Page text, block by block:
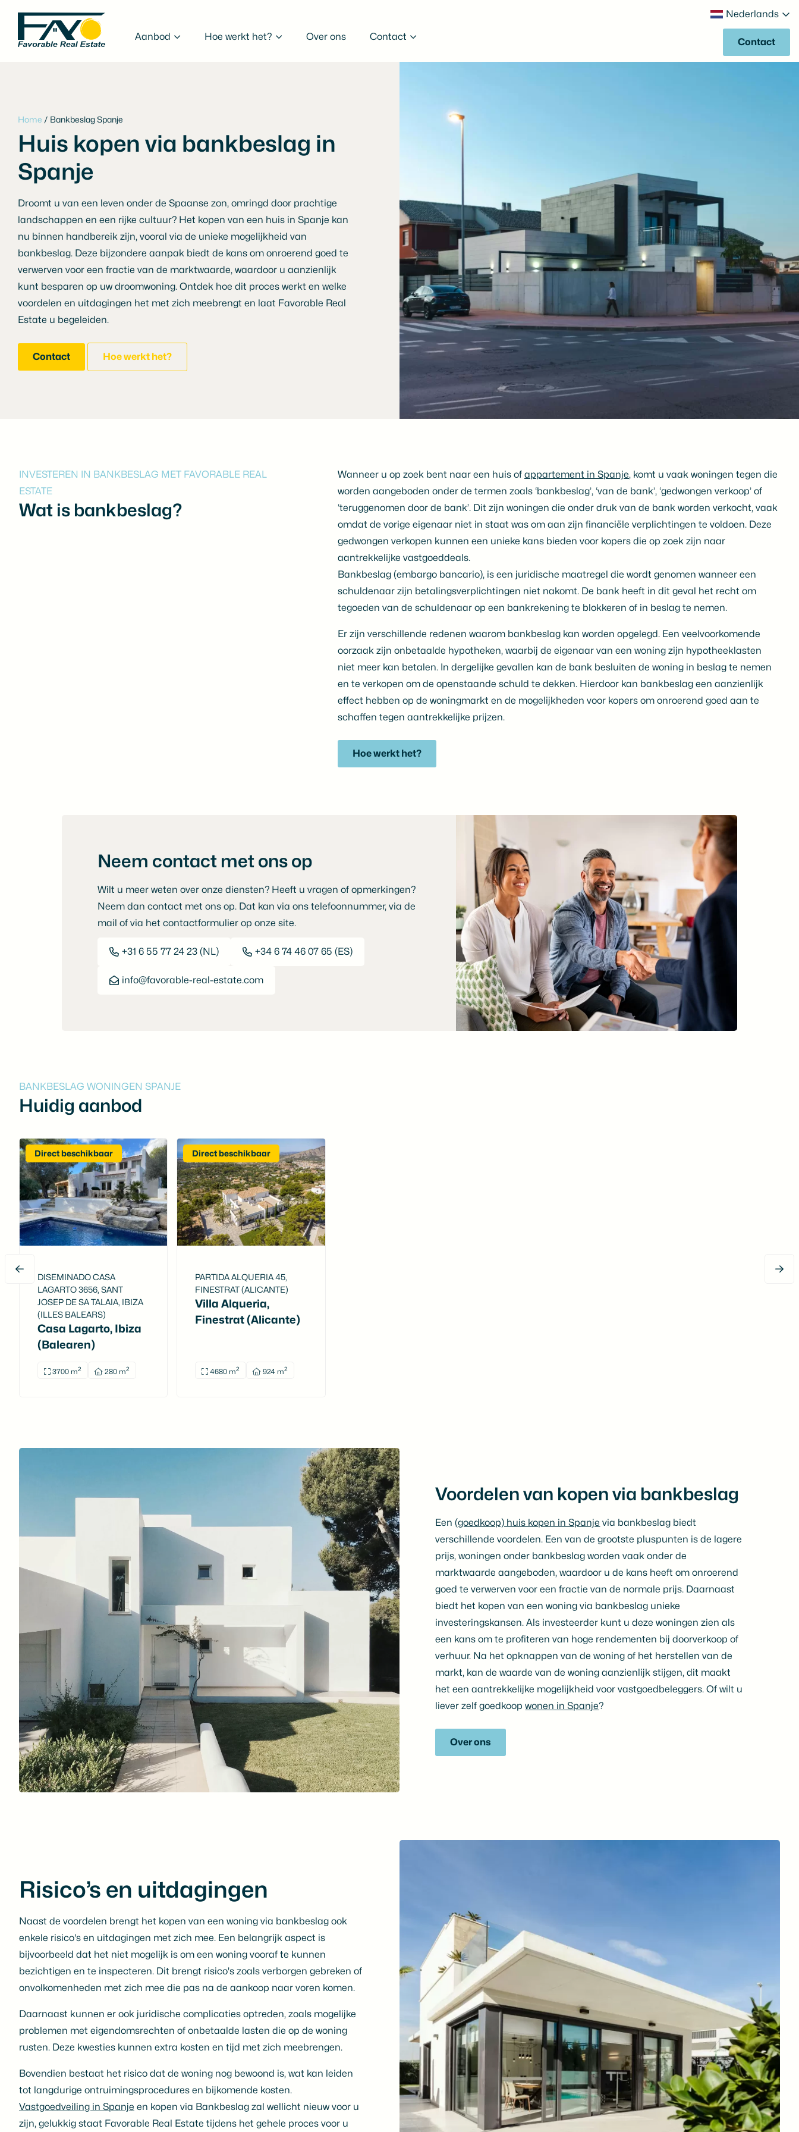
Nederlands
Aanbod
Hoe werkt het? Over ons Contact Contact
Home / Bankbeslag Spanje
Huis kopen via bankbeslag in
Spanje
Droomt u van een leven onder de Spaanse zon, omringd door prachtige
landschappen en een rijke cultuur? Het kopen van een huis in Spanje kan
nu binnen handbereik zijn, vooral via de unieke mogelijkheid van
bankbeslag. Deze bijzondere aanpak biedt de kans om onroerend goed te
verwerven voor een fractie van de marktwaarde, waardoor u aanzienlijk
kunt besparen op uw droomwoning. Ontdek hoe dit proces werkt en welke
voordelen en uitdagingen het met zich meebrengt en laat Favorable Real
Estate u begeleiden.
Contact Hoe werkt het?
INVESTEREN IN BANKBESLAG MET FAVORABLE REAL
ESTATE
Wat is bankbeslag?
Wanneer u op zoek bent naar een huis of appartement in Spanje, komt u vaak woningen tegen die
worden aangeboden onder de termen zoals ‘bankbeslag’, ‘van de bank’, ‘gedwongen verkoop’ of
‘teruggenomen door de bank’. Dit zijn woningen die onder druk van de bank worden verkocht, vaak
omdat de vorige eigenaar niet in staat was om aan zijn financiële verplichtingen te voldoen. Deze
gedwongen verkopen kunnen een unieke kans bieden voor kopers die op zoek zijn naar
aantrekkelijke vastgoeddeals.
Bankbeslag (embargo bancario), is een juridische maatregel die wordt genomen wanneer een
schuldenaar zijn betalingsverplichtingen niet nakomt. De bank heeft in dit geval het recht om
tegoeden van de schuldenaar op een bankrekening te blokkeren of in beslag te nemen.
Er zijn verschillende redenen waarom bankbeslag kan worden opgelegd. Een veelvoorkomende
oorzaak zijn onbetaalde hypotheken, waarbij de eigenaar van een woning zijn hypotheeklasten
niet meer kan betalen. In dergelijke gevallen kan de bank besluiten de woning in beslag te nemen
en te verkopen om de openstaande schuld te dekken. Hierdoor kan bankbeslag een aanzienlijk
effect hebben op de woningmarkt en de mogelijkheden voor kopers om onroerend goed aan te
schaffen tegen aantrekkelijke prijzen.
Hoe werkt het?
Neem contact met ons op
Wilt u meer weten over onze diensten? Heeft u vragen of opmerkingen?
Neem dan contact met ons op. Dat kan via ons telefoonnummer, via de
mail of via het contactformulier op onze site.
+31 6 55 77 24 23 (NL) +34 6 74 46 07 65 (ES)
info@favorable-real-estate.com
BANKBESLAG WONINGEN SPANJE
Huidig aanbod
Direct beschikbaar
DISEMINADO CASA
LAGARTO 3656, SANT
JOSEP DE SA TALAIA, IBIZA
(ILLES BALEARS)
Casa Lagarto, Ibiza
(Balearen)
3700 m2 280 m2
Direct beschikbaar
PARTIDA ALQUERIA 45,
FINESTRAT (ALICANTE)
Villa Alqueria,
Finestrat (Alicante)
4680 m2 924 m2
Voordelen van kopen via bankbeslag
Een(goedkoop) huis kopen in Spanje via bankbeslag biedt
verschillende voordelen. Een van de grootste pluspunten is de lagere
prijs, woningen onder bankbeslag worden vaak onder de
marktwaarde aangeboden, waardoor u de kans heeft om onroerend
goed te verwerven voor een fractie van de normale prijs. Daarnaast
biedt het kopen van een woning via bankbeslag unieke
investeringskansen. Als investeerder kunt u deze woningen zien als
een kans om te profiteren van hoge rendementen bij doorverkoop of
verhuur. Na het opknappen van de woning of het herstellen van de
markt, kan de waarde van de woning aanzienlijk stijgen, dit maakt
het een aantrekkelijke mogelijkheid voor vastgoedbeleggers. Of wilt u
liever zelf goedkoopwonen in Spanje?
Over ons
Risico’s en uitdagingen
Naast de voordelen brengt het kopen van een woning via bankbeslag ook
enkele risico's en uitdagingen met zich mee. Een belangrijk aspect is
bijvoorbeeld dat het niet mogelijk is om een woning vooraf te kunnen
bezichtigen en te inspecteren. Dit brengt risico's zoals verborgen gebreken of
onvolkomenheden met zich mee die pas na de aankoop naar voren komen.
Daarnaast kunnen er ook juridische complicaties optreden, zoals mogelijke
problemen met eigendomsrechten of onbetaalde lasten die op de woning
rusten. Deze kwesties kunnen extra kosten en tijd met zich meebrengen.
Bovendien bestaat het risico dat de woning nog bewoond is, wat kan leiden
tot langdurige ontruimingsprocedures en bijkomende kosten.
Vastgoedveiling in Spanje en kopen via Bankbeslag zal wellicht nieuw voor u
zijn, gelukkig staat Favorable Real Estate tijdens het gehele proces voor u